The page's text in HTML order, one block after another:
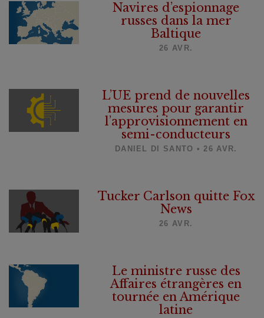
Navires d’espionnage
russes dans la mer
Baltique
26 AVR.
L’UE prend de nouvelles
mesures pour garantir
l’approvisionnement en
semi-conducteurs
DANIEL DI SANTO • 26 AVR.
Tucker Carlson quitte Fox
News
26 AVR.
Le ministre russe des
Affaires étrangères en
tournée en Amérique
latine